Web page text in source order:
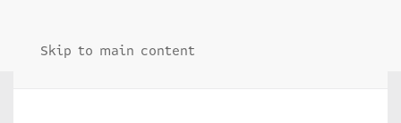
Skip to main content